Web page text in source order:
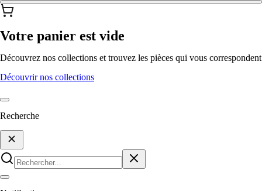
Votre panier est vide
Découvrez nos collections et trouvez les pièces qui vous correspondent
Découvrir nos collections
Recherche